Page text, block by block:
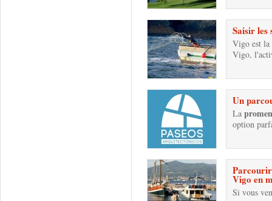
Saisir les
Vigo est la
Vigo,
Un
La
option
Vigo en
Si vous